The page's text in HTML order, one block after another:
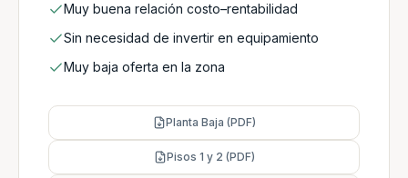
Muy buena relación costo–rentabilidad
Sin necesidad de invertir en equipamiento
Muy baja oferta en la zona
Planta Baja (PDF)
Pisos 1 y 2 (PDF)